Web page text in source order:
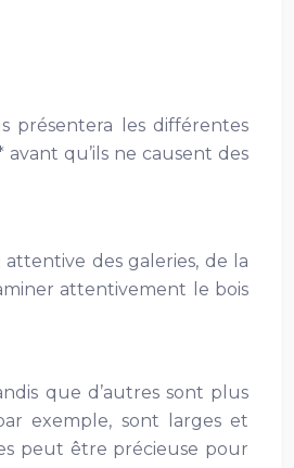
présentera les différentes
qu’ils ne causent des
des galeries, de la
attentivement le bois
que d’autres sont plus
exemple, sont larges et
peut être précieuse pour